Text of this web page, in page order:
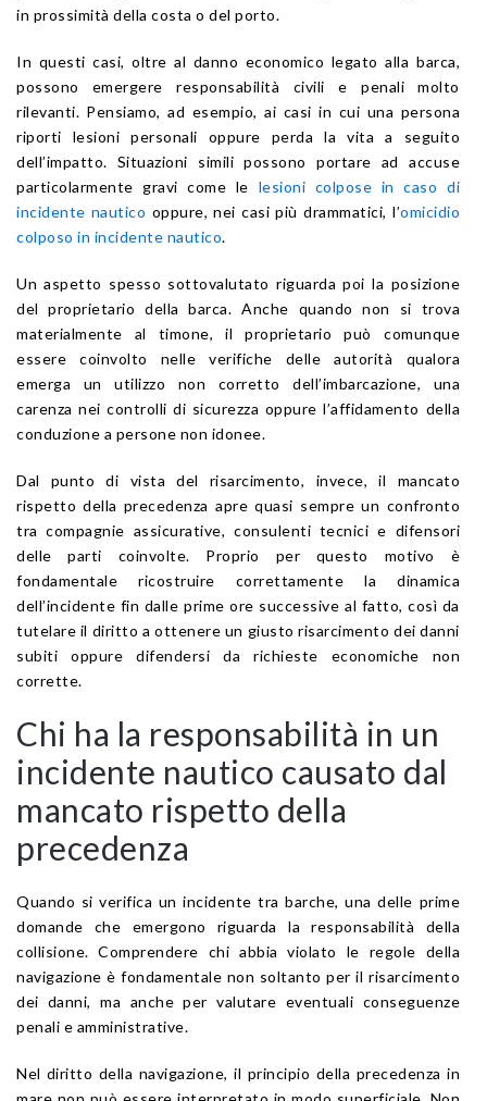
in prossimità della costa o del porto.
In questi casi, oltre al danno economico legato alla barca,
possono emergere responsabilità civili e penali molto
rilevanti. Pensiamo, ad esempio, ai casi in cui una persona
riporti lesioni personali oppure perda la vita a seguito
dell’impatto. Situazioni simili possono portare ad accuse
particolarmente gravi come le lesioni colpose in caso di
incidente nautico oppure, nei casi più drammatici, l’omicidio
colposo in incidente nautico.
Un aspetto spesso sottovalutato riguarda poi la posizione
del proprietario della barca. Anche quando non si trova
materialmente al timone, il proprietario può comunque
essere coinvolto nelle verifiche delle autorità qualora
emerga un utilizzo non corretto dell’imbarcazione, una
carenza nei controlli di sicurezza oppure l’affidamento della
conduzione a persone non idonee.
Dal punto di vista del risarcimento, invece, il mancato
rispetto della precedenza apre quasi sempre un confronto
tra compagnie assicurative, consulenti tecnici e difensori
delle parti coinvolte. Proprio per questo motivo è
fondamentale ricostruire correttamente la dinamica
dell’incidente fin dalle prime ore successive al fatto, così da
tutelare il diritto a ottenere un giusto risarcimento dei danni
subiti oppure difendersi da richieste economiche non
corrette.
Chi ha la responsabilità in un
incidente nautico causato dal
mancato rispetto della
precedenza
Quando si verifica un incidente tra barche, una delle prime
domande che emergono riguarda la responsabilità della
collisione. Comprendere chi abbia violato le regole della
navigazione è fondamentale non soltanto per il risarcimento
dei danni, ma anche per valutare eventuali conseguenze
penali e amministrative.
Nel diritto della navigazione, il principio della precedenza in